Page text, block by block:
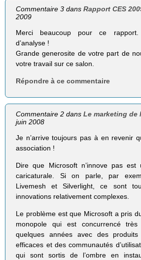
Commentaire 3 dansRapport CES
2009
Merci beaucoup pour ce rapport.
d’analyse !
Grande generosite de votre part de
votre travail sur ce salon.
Répondre à ce commentaire
Commentaire 2 dansLe marketing de
juin 2008
Je n’arrive toujours pas à en revenir
association !
Dire que Microsoft n’innove pas est
caricaturale. Si on parle, par
Livemesh et Silverlight, ce sont
innovations relativement complexes.
Le problème est que Microsoft a pris
monopole qui est concurrencé très
quelques années avec des
efficaces et des communautés
qui sont sortis de l’ombre en